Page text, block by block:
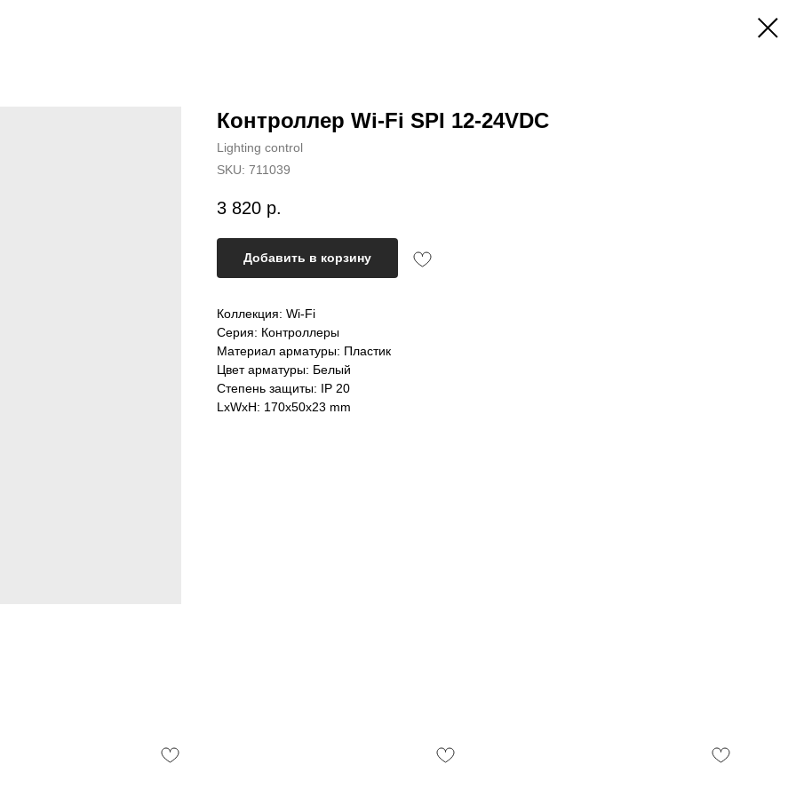
Контроллер Wi-Fi SPI 12-24VDC
Lighting control
SKU: 711039
3 820 р.
Добавить в корзину
Коллекция: Wi-Fi
Серия: Контроллеры
Материал арматуры: Пластик
Цвет арматуры: Белый
Степень защиты: IP 20
LxWxH: 170x50x23 mm